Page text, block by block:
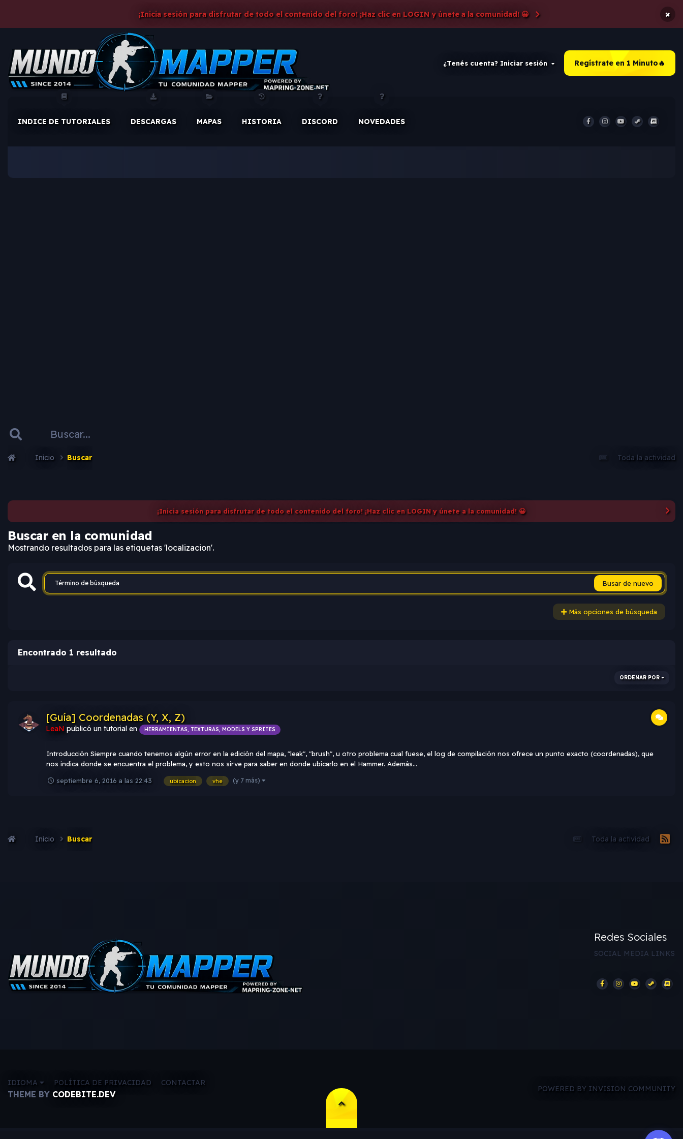
¡Inicia sesión para disfrutar de todo el contenido del foro! ¡Haz clic en LOGIN y únete a la comunidad! 😀 ×
¿Tenés cuenta? Iniciar sesión Regístrate en 1 Minuto🔥
INDICE DE TUTORIALES DESCARGAS MAPAS HISTORIA DISCORD NOVEDADES
Toda la actividad
Inicio Buscar
¡Inicia sesión para disfrutar de todo el contenido del foro! ¡Haz clic en LOGIN y únete a la comunidad! 😀
Buscar en la comunidad
Mostrando resultados para las etiquetas 'localizacion'.
Busar de nuevo
Más opciones de búsqueda
Encontrado 1 resultado
ORDENAR POR
[Guía] Coordenadas (Y, X, Z)
LeaN publicó un tutorial en HERRAMIENTAS, TEXTURAS, MODELS Y SPRITES
Introducción Siempre cuando tenemos algún error en la edición del mapa, "leak", "brush", u otro problema cual fuese, el log de compilación nos ofrece un punto exacto (coordenadas), que
nos indica donde se encuentra el problema, y esto nos sirve para saber en donde ubicarlo en el Hammer. Además...
septiembre 6, 2016 a las 22:43 ubicacion vhe (y 7 más)
Toda la actividad
Inicio Buscar
Redes Sociales
SOCIAL MEDIA LINKS
IDIOMA POLÍTICA DE PRIVACIDAD CONTACTAR
THEME BY CODEBITE.DEV
POWERED BY INVISION COMMUNITY